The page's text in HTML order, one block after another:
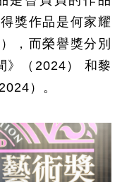
獎作品是何家耀
），而榮譽獎分別
》（ 2024 ）
和黎
）。